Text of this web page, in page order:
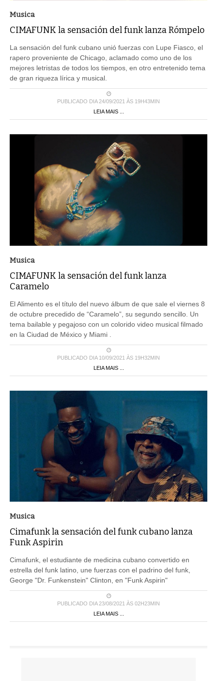
Musica
CIMAFUNK la sensación del funk lanza Rómpelo
La sensación del funk cubano unió fuerzas con Lupe Fiasco, el
rapero proveniente de Chicago, aclamado como uno de los
mejores letristas de todos los tiempos, en otro entretenido tema
de gran riqueza lírica y musical.
PUBLICADO DIA 24/09/2021 ÀS 19H43MIN
LEIA MAIS ...
Musica
CIMAFUNK la sensación del funk lanza
Caramelo
El Alimento es el título del nuevo álbum de que sale el viernes 8
de octubre precedido de “Caramelo”, su segundo sencillo. Un
tema bailable y pegajoso con un colorido video musical filmado
en la Ciudad de México y Miami .
PUBLICADO DIA 10/09/2021 ÀS 19H32MIN
LEIA MAIS ...
Musica
Cimafunk la sensación del funk cubano lanza
Funk Aspirin
Cimafunk, el estudiante de medicina cubano convertido en
estrella del funk latino, une fuerzas con el padrino del funk,
George "Dr. Funkenstein" Clinton, en "Funk Aspirin"
PUBLICADO DIA 23/08/2021 ÀS 02H23MIN
LEIA MAIS ...